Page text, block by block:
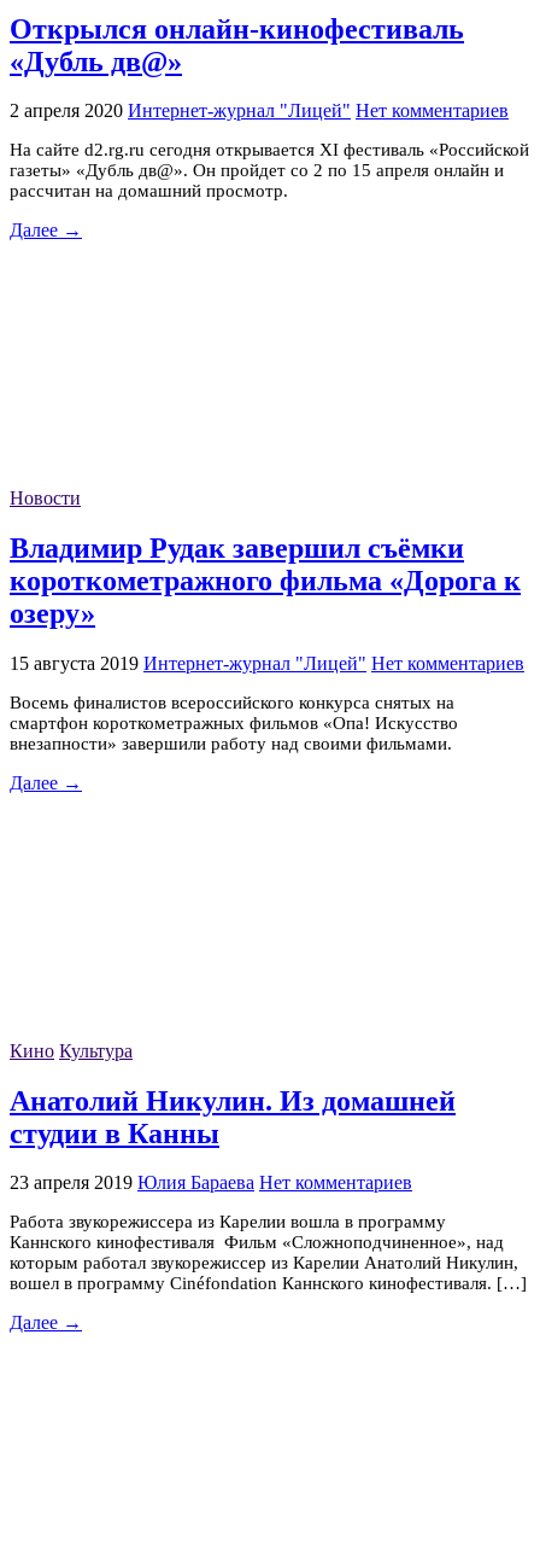
Открылся онлайн-кинофестиваль
«Дубль дв@»
2 апреля 2020 Интернет-журнал "Лицей" Нет комментариев
На сайте d2.rg.ru сегодня открывается XI фестиваль «Российской
газеты» «Дубль дв@». Он пройдет со 2 по 15 апреля онлайн и
рассчитан на домашний просмотр.
Далее →
Новости
Владимир Рудак завершил съёмки
короткометражного фильма «Дорога к
озеру»
15 августа 2019 Интернет-журнал "Лицей" Нет комментариев
Восемь финалистов всероссийского конкурса снятых на
смартфон короткометражных фильмов «Опа! Искусство
внезапности» завершили работу над своими фильмами.
Далее →
Кино Культура
Анатолий Никулин. Из домашней
студии в Канны
23 апреля 2019 Юлия Бараева Нет комментариев
Работа звукорежиссера из Карелии вошла в программу
Каннского кинофестиваля Фильм «Сложноподчиненное», над
которым работал звукорежиссер из Карелии Анатолий Никулин,
вошел в программу Cinéfondation Каннского кинофестиваля. […]
Далее →